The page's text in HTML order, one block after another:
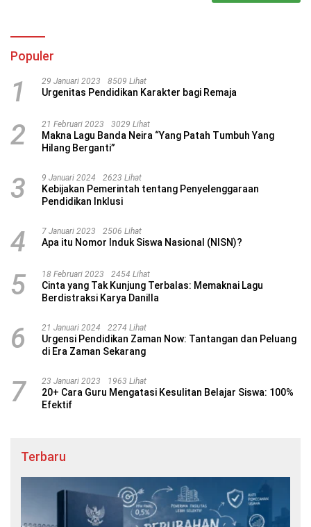
Populer
1 29 Januari 2023 8509 Lihat
Urgenitas Pendidikan Karakter bagi Remaja
2 21 Februari 2023 3029 Lihat
Makna Lagu Banda Neira “Yang Patah Tumbuh Yang
Hilang Berganti”
3 9 Januari 2024 2623 Lihat
Kebijakan Pemerintah tentang Penyelenggaraan
Pendidikan Inklusi
4 7 Januari 2023 2506 Lihat
Apa itu Nomor Induk Siswa Nasional (NISN)?
5 18 Februari 2023 2454 Lihat
Cinta yang Tak Kunjung Terbalas: Memaknai Lagu
Berdistraksi Karya Danilla
6 21 Januari 2024 2274 Lihat
Urgensi Pendidikan Zaman Now: Tantangan dan Peluang
di Era Zaman Sekarang
7 23 Januari 2023 1963 Lihat
20+ Cara Guru Mengatasi Kesulitan Belajar Siswa: 100%
Efektif
Terbaru